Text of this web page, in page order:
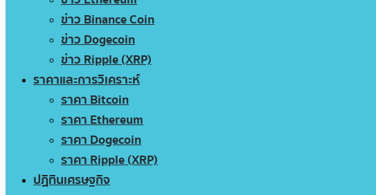
ข่าว Binance Coin
ข่าว Dogecoin
ข่าว Ripple (XRP)
ราคาและการวิเคราะห์
ราคา Bitcoin
ราคา Ethereum
ราคา Dogecoin
ราคา Ripple (XRP)
ปฏิทินเศรษฐกิจ